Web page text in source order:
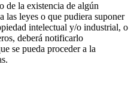
de la existencia de algún
leyes o que pudiera suponer
intelectual y/o industrial, o
deberá notificarlo
se pueda proceder a la